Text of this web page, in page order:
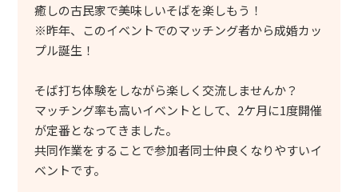
癒しの古民家で美味しいそばを楽しもう！
※昨年、このイベントでのマッチング者から成婚カッ
プル誕生！
そば打ち体験をしながら楽しく交流しませんか？
マッチング率も高いイベントとして、2ケ月に1度開催
が定番となってきました。
共同作業をすることで参加者同士仲良くなりやすいイ
ベントです。